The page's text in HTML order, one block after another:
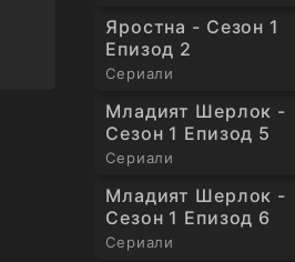
Яростна - Сезон 1
Епизод 2
Сериали
Младият Шерлок -
Сезон 1 Епизод 5
Сериали
Младият Шерлок -
Сезон 1 Епизод 6
Сериали